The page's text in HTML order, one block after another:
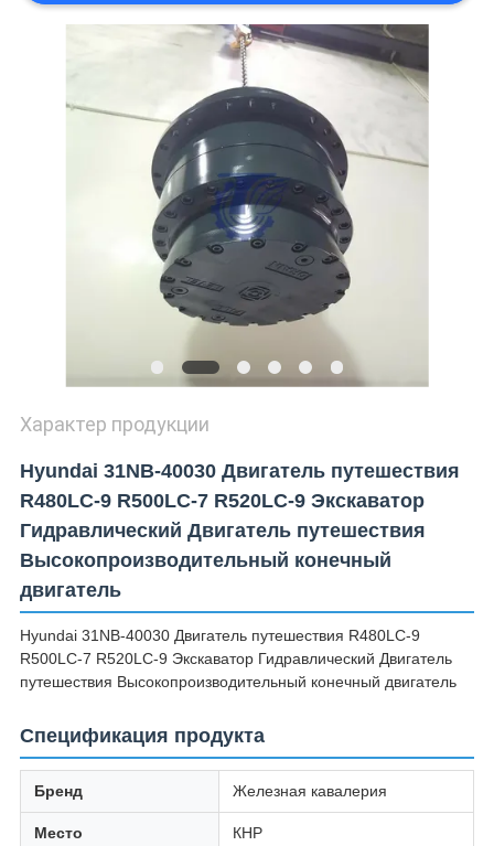
SITEMAP
ПОЛИТИКА
УЕДИНЕНИЯ
Характер продукции
Hyundai 31NB-40030 Двигатель путешествия
R480LC-9 R500LC-7 R520LC-9 Экскаватор
Гидравлический Двигатель путешествия
Высокопроизводительный конечный
двигатель
Hyundai 31NB-40030 Двигатель путешествия R480LC-9
R500LC-7 R520LC-9 Экскаватор Гидравлический Двигатель
путешествия Высокопроизводительный конечный двигатель
Спецификация продукта
Бренд Железная кавалерия
Место
КНР